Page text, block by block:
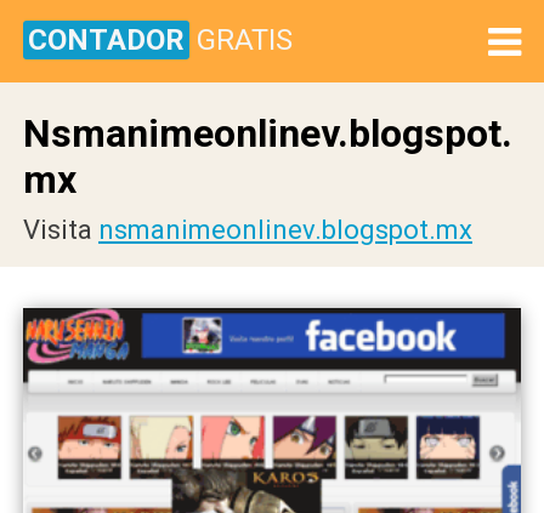
CONTADOR GRATIS
Nsmanimeonlinev.blogspot.
mx
Visita nsmanimeonlinev.blogspot.mx